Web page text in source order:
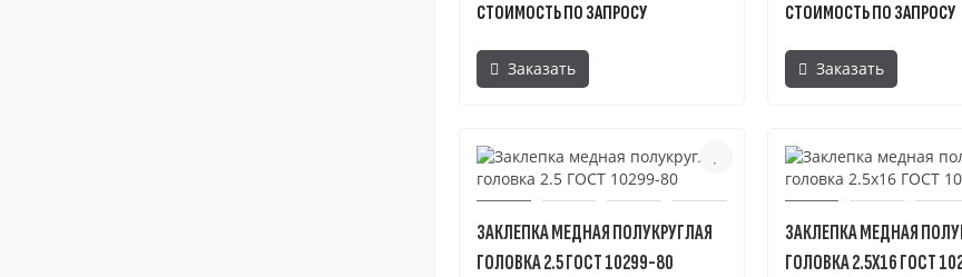
СТОИМОСТЬ ПО ЗАПРОСУ
Заказать
СТОИМОСТЬ ПО ЗАПРОСУ
Заказать
ЗАКЛЕПКА МЕДНАЯ ПОЛУКРУГЛАЯ
ГОЛОВКА 2.5 ГОСТ 10299-80
ЗАКЛЕПКА МЕДНАЯ
ГОЛОВКА 2.5X16 ГОСТ